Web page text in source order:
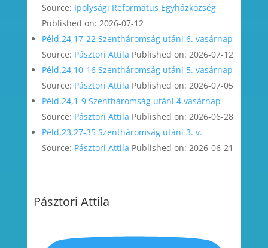
Source: Ipolysági Református Egyházközség
Published on: 2026-07-12
Péld.24,17-22 Szentháromság utáni 6. vasárnap
Source: Pásztori Attila Published on: 2026-07-12
Péld.24,10-16 Szentháromság utáni 5. vasárnap
Source: Pásztori Attila Published on: 2026-07-05
Péld.24,1-9 Szentháromság utáni 4.vasárnap
Source: Pásztori Attila Published on: 2026-06-28
Péld.23,27-35 Szentháromság utáni 3. v.
Source: Pásztori Attila Published on: 2026-06-21
Pásztori Attila